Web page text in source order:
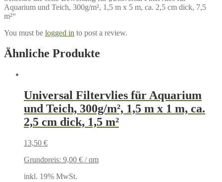
Aquarium und Teich, 300g/m², 1,5 m x 5 m, ca. 2,5 cm dick, 7,5
m²“
You must be logged in to post a review.
Ähnliche Produkte
Universal Filtervlies für Aquarium
und Teich, 300g/m², 1,5 m x 1 m, ca.
2,5 cm dick, 1,5 m²
13,50 €
Grundpreis: 9,00 € /qm
inkl. 19% MwSt.